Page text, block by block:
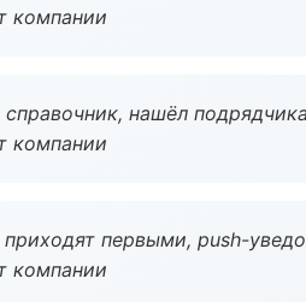
компании
нашёл
компании
первыми, push-
компании